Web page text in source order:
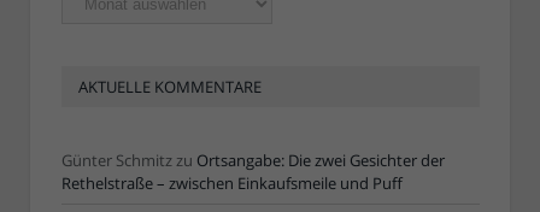
Artikel
AKTUELLE KOMMENTARE
Günter Schmitzzu Ortsangabe: Die zwei Gesichter der
Rethelstraße – zwischen Einkaufsmeile und Puff